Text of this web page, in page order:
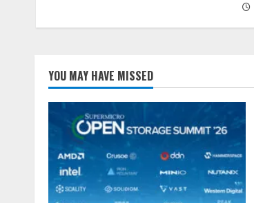
YOU MAY HAVE MISSED